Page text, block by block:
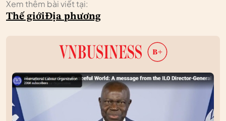
Xem thêm bài viết tại:
Thế giớiĐịa phương